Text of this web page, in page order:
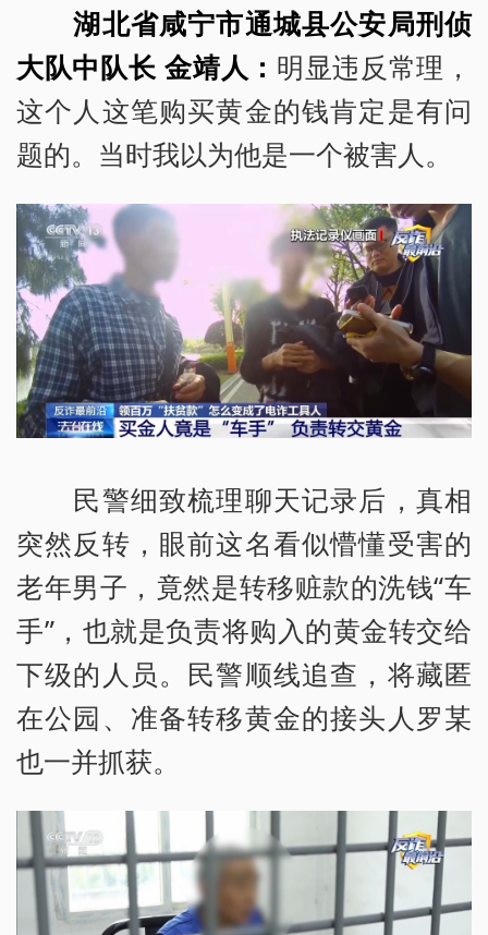
湖北省咸宁市通城县公安局刑侦
大队中队长 金靖人： 明显违反常理，
这个人这笔购买黄金的钱肯定是有问
题的。当时我以为他是一个被害人。
民警细致梳理聊天记录后，真相
突然反转，眼前这名看似懵懂受害的
老年男子，竟然是转移赃款的洗钱“车
手”，也就是负责将购入的黄金转交给
下级的人员。民警顺线追查，将藏匿
在公园、准备转移黄金的接头人罗某
也一并抓获。